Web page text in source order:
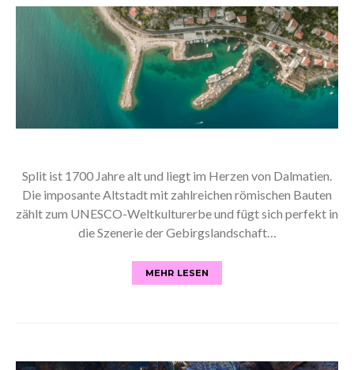
Split ist 1700 Jahre alt und liegt im Herzen von Dalmatien.
Die imposante Altstadt mit zahlreichen römischen Bauten
zählt zum UNESCO-Weltkulturerbe und fügt sich perfekt in
die Szenerie der Gebirgslandschaft…
MEHR LESEN